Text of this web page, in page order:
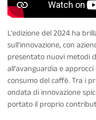
L'edizione del 2024 ha
sull'innovazione, con
presentato nuovi metodi
all'avanguardia e
consumo del caffè. Tra i
ondata di innovazione
portato il proprio